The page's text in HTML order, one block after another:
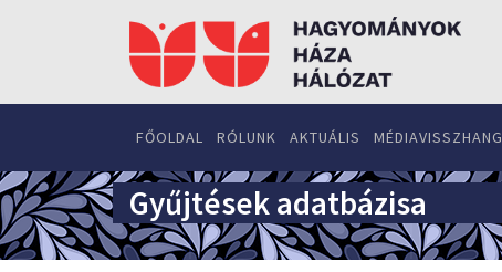
FŐOLDAL RÓLUNK AKTUÁLIS MÉDIAVISSZHANG
Gyűjtések adatbázisa